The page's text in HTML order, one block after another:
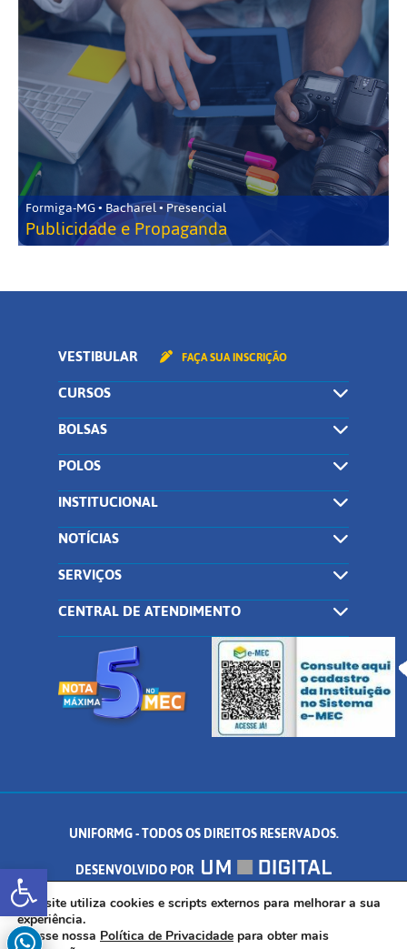
Abrir a barra de ferramentas
Formiga-MG • Bacharel • Presencial
Publicidade e Propaganda
VESTIBULAR FAÇA SUA INSCRIÇÃO
CURSOS
BOLSAS
POLOS
INSTITUCIONAL
NOTÍCIAS
SERVIÇOS
CENTRAL DE ATENDIMENTO
UNIFORMG - TODOS OS DIREITOS RESERVADOS.
DESENVOLVIDO POR
AV. DR. ARNALDO DE SENNA, 328 - PALMEIRAS, FORMIGA/MG - CEP:
35.574.530
Este site utiliza cookies e scripts externos para melhorar a sua
experiência.
Acesse nossa Política de Privacidade para obter mais